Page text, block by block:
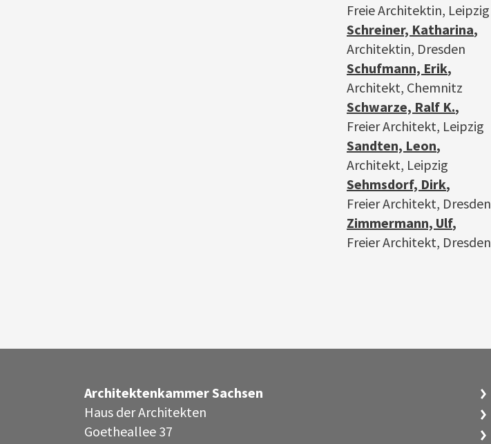
Freie Architektin, Leipzig
Schreiner, Katharina,
Architektin, Dresden
Schufmann, Erik,
Architekt, Chemnitz
Schwarze, Ralf K.,
Freier Architekt, Leipzig
Sandten, Leon,
Architekt, Leipzig
Sehmsdorf, Dirk,
Freier Architekt, Dresden
Zimmermann, Ulf,
Freier Architekt, Dresden
Architektenkammer Sachsen
Haus der Architekten
Goetheallee 37